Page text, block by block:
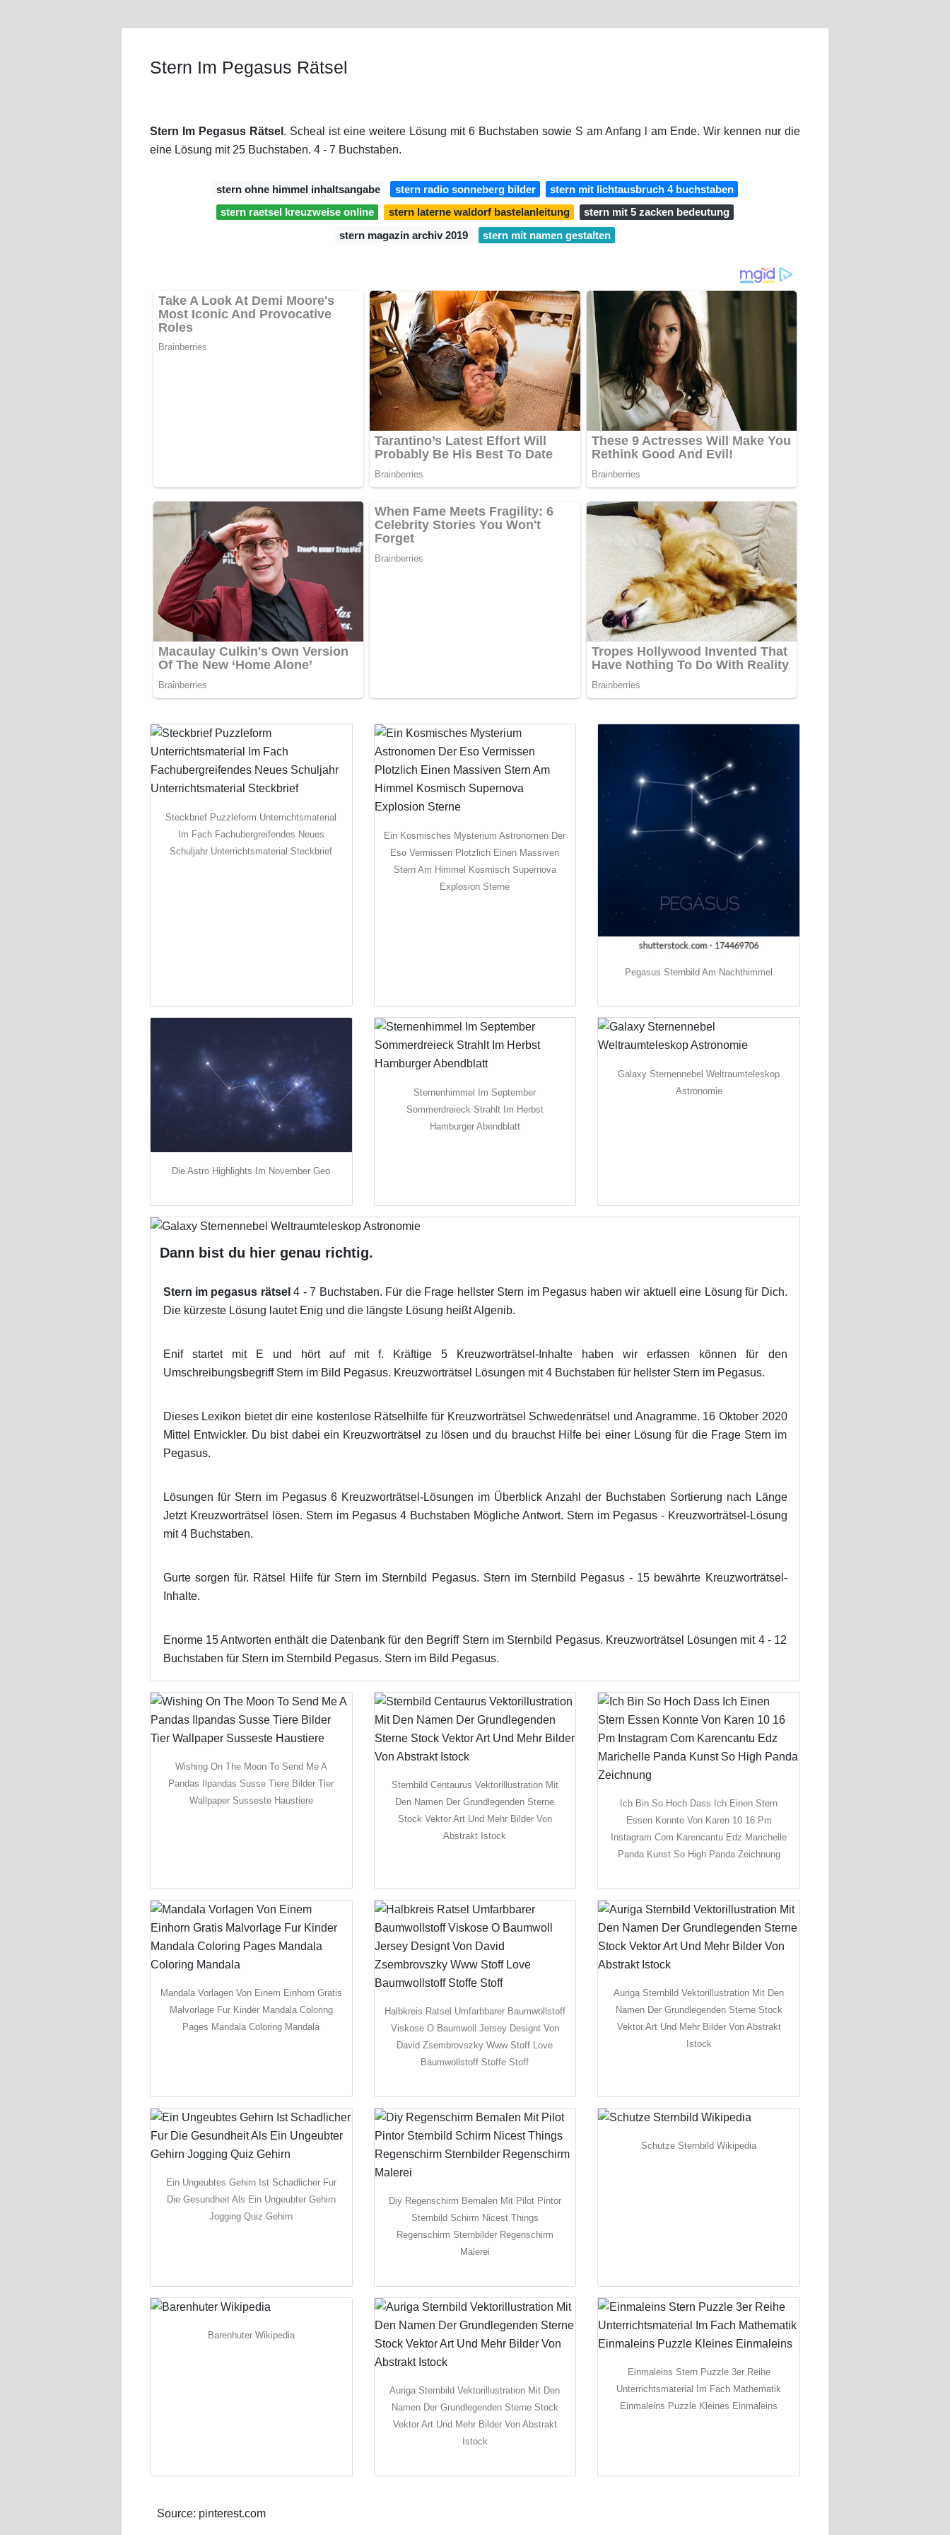
Stern Im Pegasus Rätsel
Stern Im Pegasus Rätsel . Scheal ist eine weitere Lösung mit 6 Buchstaben sowie S am Anfang l am Ende. Wir kennen nur die
eine Lösung mit 25 Buchstaben. 4 - 7 Buchstaben.
stern ohne himmel inhaltsangabe stern radio sonneberg bilder
stern mit lichtausbruch 4 buchstaben
stern raetsel kreuzweise online
stern laterne waldorf bastelanleitung
stern mit 5 zacken bedeutung
stern magazin archiv 2019
stern mit namen gestalten
Steckbrief Puzzleform Unterrichtsmaterial
Im Fach Fachubergreifendes Neues
Schuljahr Unterrichtsmaterial Steckbrief
Ein Kosmisches Mysterium Astronomen Der
Eso Vermissen Plotzlich Einen Massiven
Stern Am Himmel Kosmisch Supernova
Explosion Sterne
Pegasus Sternbild Am Nachthimmel
Die Astro Highlights Im November Geo
Sternenhimmel Im September
Sommerdreieck Strahlt Im Herbst
Hamburger Abendblatt
Galaxy Sternennebel Weltraumteleskop
Astronomie
Dann bist du hier genau richtig.
Stern im pegasus rätsel 4 - 7 Buchstaben. Für die Frage hellster Stern im Pegasus haben wir aktuell eine Lösung für Dich.
Die kürzeste Lösung lautet Enig und die längste Lösung heißt Algenib.
Enif startet mit E und hört auf mit f. Kräftige 5 Kreuzworträtsel-Inhalte haben wir erfassen können für den
Umschreibungsbegriff Stern im Bild Pegasus. Kreuzworträtsel Lösungen mit 4 Buchstaben für hellster Stern im Pegasus.
Dieses Lexikon bietet dir eine kostenlose Rätselhilfe für Kreuzworträtsel Schwedenrätsel und Anagramme. 16 Oktober 2020
Mittel Entwickler. Du bist dabei ein Kreuzworträtsel zu lösen und du brauchst Hilfe bei einer Lösung für die Frage Stern im
Pegasus.
Lösungen für Stern im Pegasus 6 Kreuzworträtsel-Lösungen im Überblick Anzahl der Buchstaben Sortierung nach Länge
Jetzt Kreuzworträtsel lösen. Stern im Pegasus 4 Buchstaben Mögliche Antwort. Stern im Pegasus - Kreuzworträtsel-Lösung
mit 4 Buchstaben.
Gurte sorgen für. Rätsel Hilfe für Stern im Sternbild Pegasus. Stern im Sternbild Pegasus - 15 bewährte Kreuzworträtsel-
Inhalte.
Enorme 15 Antworten enthält die Datenbank für den Begriff Stern im Sternbild Pegasus. Kreuzworträtsel Lösungen mit 4 - 12
Buchstaben für Stern im Sternbild Pegasus. Stern im Bild Pegasus.
Wishing On The Moon To Send Me A
Pandas Ilpandas Susse Tiere Bilder Tier
Wallpaper Susseste Haustiere
Sternbild Centaurus Vektorillustration Mit
Den Namen Der Grundlegenden Sterne
Stock Vektor Art Und Mehr Bilder Von
Abstrakt Istock
Ich Bin So Hoch Dass Ich Einen Stern
Essen Konnte Von Karen 10 16 Pm
Instagram Com Karencantu Edz Marichelle
Panda Kunst So High Panda Zeichnung
Mandala Vorlagen Von Einem Einhorn Gratis
Malvorlage Fur Kinder Mandala Coloring
Pages Mandala Coloring Mandala
Halbkreis Ratsel Umfarbbarer Baumwollstoff
Viskose O Baumwoll Jersey Designt Von
David Zsembrovszky Www Stoff Love
Baumwollstoff Stoffe Stoff
Auriga Sternbild Vektorillustration Mit Den
Namen Der Grundlegenden Sterne Stock
Vektor Art Und Mehr Bilder Von Abstrakt
Istock
Ein Ungeubtes Gehirn Ist Schadlicher Fur
Die Gesundheit Als Ein Ungeubter Gehirn
Jogging Quiz Gehirn
Diy Regenschirm Bemalen Mit Pilot Pintor
Sternbild Schirm Nicest Things
Regenschirm Sternbilder Regenschirm
Malerei
Schutze Sternbild Wikipedia
Barenhuter Wikipedia
Auriga Sternbild Vektorillustration Mit Den
Namen Der Grundlegenden Sterne Stock
Vektor Art Und Mehr Bilder Von Abstrakt
Istock
Einmaleins Stern Puzzle 3er Reihe
Unterrichtsmaterial Im Fach Mathematik
Einmaleins Puzzle Kleines Einmaleins
Source: pinterest.com